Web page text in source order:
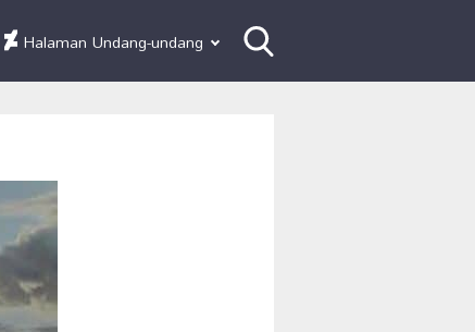
Halaman Undang-undang